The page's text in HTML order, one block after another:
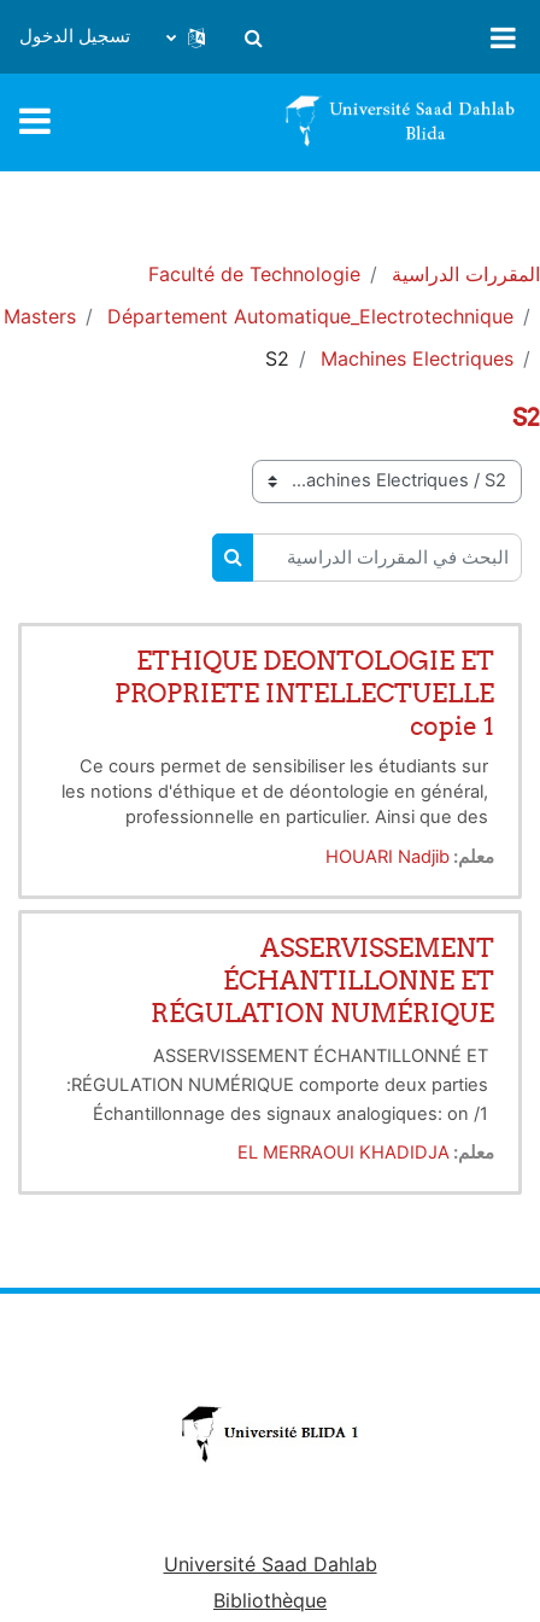
تبديل إدخال البحث
تسجيل الدخول
المقررات الدراسية
Faculté de Technologie
Département Automatique_Electrotechnique
Masters
Machines Electriques
S2
S2
تصنيفات المقررات
البحث في المقررات الدراسية
البحث في المقررات الدراسية
ETHIQUE DEONTOLOGIE ET
PROPRIETE INTELLECTUELLE
copie 1
Ce cours permet de sensibiliser les étudiants sur
les notions d'éthique et de déontologie en général,
professionnelle en particulier. Ainsi que des
la production intellectuelle.
معلم: HOUARI Nadjib
ASSERVISSEMENT
ÉCHANTILLONNE ET
RÉGULATION NUMÉRIQUE
ASSERVISSEMENT ÉCHANTILLONNÉ ET
RÉGULATION NUMÉRIQUE comporte deux parties:
1/ Échantillonnage des signaux analogiques: on
aborde l'échantillonnage idéale des signaux, la loi de
2/La transformée en Z des signaux échantillonnés
numérique: la stabilité des systèmes discrets (
معلم: EL MERRAOUI KHADIDJA
Université Saad Dahlab
Bibliothèque